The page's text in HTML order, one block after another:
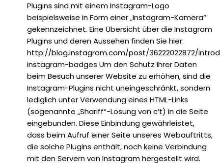
Plugins sind mit einem Instagram-Logo
beispielsweise in Form einer „Instagram-Kamera“
gekennzeichnet. Eine Übersicht über die Instagram
Plugins und deren Aussehen finden Sie hier:
http://blog.instagram.com/post/36222022872/
instagram-badges Um den Schutz Ihrer Daten
beim Besuch unserer Website zu erhöhen, sind die
Instagram-Plugins nicht uneingeschränkt, sondern
lediglich unter Verwendung eines HTML-Links
(sogenannte „Shariff“-Lösung von c‘t) in die Seite
eingebunden. Diese Einbindung gewährleistet,
dass beim Aufruf einer Seite unseres Webauftritts,
die solche Plugins enthält, noch keine Verbindung
mit den Servern von Instagram hergestellt wird.